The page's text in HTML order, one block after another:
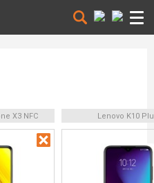
X3 NFC Lenovo K10